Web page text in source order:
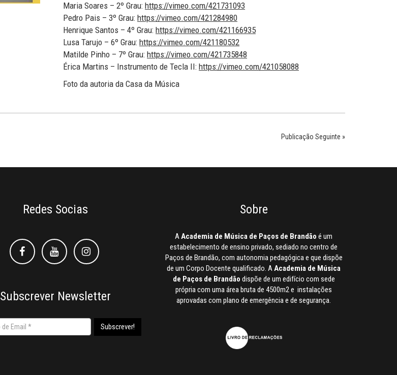
Maria Soares – 2º Grau: https://vimeo.com/421731093
Pedro Pais – 3º Grau: https://vimeo.com/421284980
Henrique Santos – 4º Grau: https://vimeo.com/421166935
Lusa Tarujo – 6º Grau: https://vimeo.com/421180532
Matilde Pinho – 7º Grau: https://vimeo.com/421735848
Érica Martins – Instrumento de Tecla II: https://vimeo.com/421058088
Foto da autoria da Casa da Música
Publicação Seguinte »
Redes Socias
FacebookFacebookInstagram
Subscrever Newsletter
Sobre
AAcademia de Música de Paços de Brandão é um
estabelecimento de ensino privado, sediado no centro de
Paços de Brandão, com autonomia pedagógica e que dispõe
de um Corpo Docente qualificado. AAcademia de Música
de Paços de Brandão dispõe de um edifício com sede
própria com uma área bruta de 4500m2 e instalações
aprovadas com plano de emergência e de segurança.